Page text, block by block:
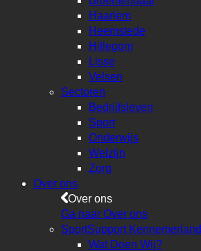
Haarlem
Heemstede
Hillegom
Lisse
Velsen
Sectoren
Bedrijfsleven
Sport
Onderwijs
Welzijn
Zorg
Over ons
Over ons
Ga naar Over ons
SportSupport Kennemerland
Wat Doen Wij?